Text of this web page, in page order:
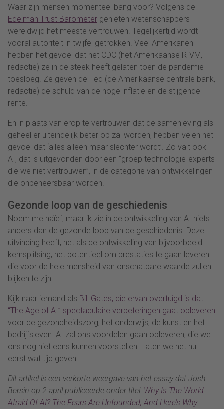
Waar zijn mensen momenteel bang voor? Volgens de
Edelman Trust Barometer genieten wetenschappers
wereldwijd het meeste vertrouwen. Tegelijkertijd wordt
vooral autoriteit in twijfel getrokken. Veel Amerikanen
hebben het gevoel dat het CDC (het Amerikaanse RIVM,
redactie) ze in de steek heeft gelaten toen de pandemie
toesloeg. Ze geven de Fed (de Amerikaanse centrale bank,
redactie) de schuld van de hoge inflatie en de stijgende
rente.
En in plaats van erop te vertrouwen dat de samenleving als
geheel er uiteindelijk beter op zal worden, hebben velen het
gevoel dat ‘alles alleen maar slechter wordt’. Zo valt ook
AI, dat is uitgevonden door een “groep technologie-experts
die we niet vertrouwen”, in de categorie van ontwikkelingen
die onbeheersbaar worden.
Gezonde loop van de geschiedenis
Noem me naïef, maar ik zie in de ontwikkeling van AI niets
anders dan de gezonde loop van de geschiedenis. Deze
uitvinding heeft, net als de ontwikkeling van bijvoorbeeld
kernsplitsing, het potentieel om prestaties te gaan leveren
die voor de hele mensheid van onschatbare waarde zullen
blijken te zijn.
Kijk naar iemand als Bill Gates, die ervan overtuigd is dat
“The Age of AI” spectaculaire verbeteringen gaat opleveren
voor de gezondheidszorg, het onderwijs, de kunst en het
bedrijfsleven. AI zal ons voordelen gaan opleveren, die we
ons nog niet eens kunnen voorstellen. Laten we het nu
eerst wat tijd geven.
Dit artikel is een verkorte weergave van het essay dat Josh
Bersin op 2 april publiceerde onder titel: Why Is The World
Afraid Of AI? The Fears Are Unfounded, And Here’s Why.